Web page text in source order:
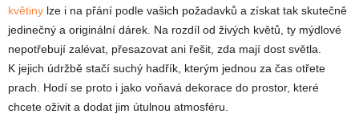
květiny lze i na přání podle vašich požadavků a získat tak skutečně
jedinečný a originální dárek. Na rozdíl od živých květů, ty mýdlové
nepotřebují zalévat, přesazovat ani řešit, zda mají dost světla.
K jejich údržbě stačí suchý hadřík, kterým jednou za čas otřete
prach. Hodí se proto i jako voňavá dekorace do prostor, které
chcete oživit a dodat jim útulnou atmosféru.